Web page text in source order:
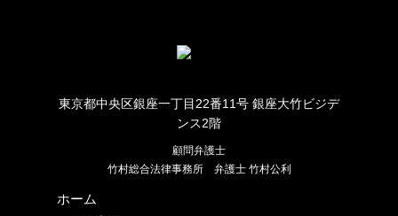
東京都中央区銀座一丁目22番11号 銀座大竹ビジデ
ンス2階
顧問弁護士
竹村総合法律事務所 弁護士 竹村公利
ホーム